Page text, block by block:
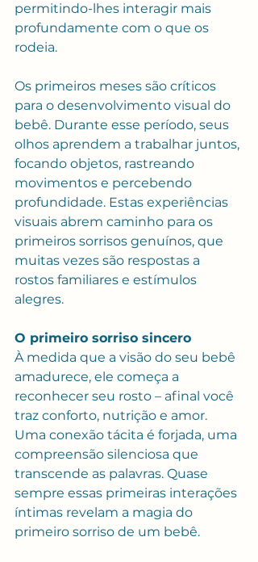
permitindo-lhes interagir mais
profundamente com o que os
rodeia.
Os primeiros meses são críticos
para o desenvolvimento visual do
bebê. Durante esse período, seus
olhos aprendem a trabalhar juntos,
focando objetos, rastreando
movimentos e percebendo
profundidade. Estas experiências
visuais abrem caminho para os
primeiros sorrisos genuínos, que
muitas vezes são respostas a
rostos familiares e estímulos
alegres.
O primeiro sorriso sincero
À medida que a visão do seu bebê
amadurece, ele começa a
reconhecer seu rosto – afinal você
traz conforto, nutrição e amor.
Uma conexão tácita é forjada, uma
compreensão silenciosa que
transcende as palavras. Quase
sempre essas primeiras interações
íntimas revelam a magia do
primeiro sorriso de um bebê.